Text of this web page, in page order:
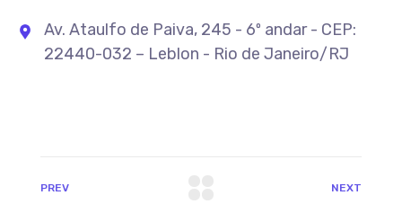
Av. Ataulfo de Paiva, 245 - 6º andar - CEP:
22440-032 – Leblon - Rio de Janeiro/RJ
PREV NEXT